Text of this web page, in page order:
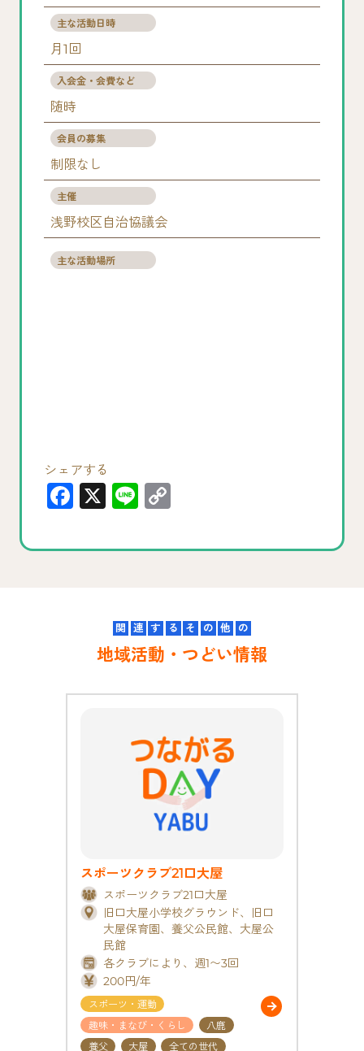
主な活動日時
月1回
入会金・会費など
随時
会員の募集
制限なし
主催
浅野校区自治協議会
主な活動場所
シェアする
F
c
X
Li
e p
n
k
関 連 す る そ の 他 の
地域活動・つどい情報
スポーツクラブ21口大屋
スポーツクラブ21口大屋
旧口大屋小学校グラウンド、旧口
大屋保育園、養父公民館、大屋公
民館
各クラブにより、週1〜3回
200円/年
スポーツ・運動
趣味・まなび・くらし
八鹿
養父
大屋 全ての世代